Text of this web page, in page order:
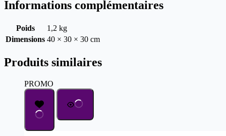
Informations complémentaires
Poids
1,2 kg
Dimensions 40 × 30 × 30 cm
Produits similaires
PROMO